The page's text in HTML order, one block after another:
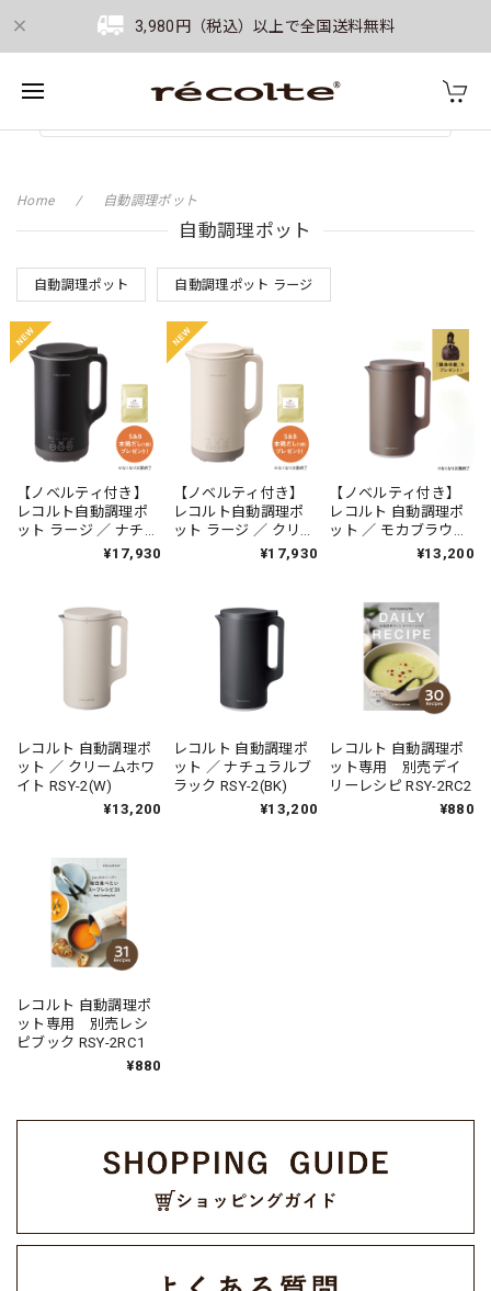
3,980円（税込）以上で全国送料無料
Home 自動調理ポット
自動調理ポット
自動調理ポット 自動調理ポット ラージ
【ノベルティ付き】
レコルト自動調理ポ
ット ラージ ／ ナチュ
ラルブラック RSY-
¥17,930
【ノベルティ付き】
レコルト自動調理ポ
ット ラージ ／ クリー
ムホワイト RSY-3(W)
¥17,930
【ノベルティ付き】
レコルト 自動調理ポ
ット ／ モカブラウン
¥13,200
レコルト 自動調理ポ
ット ／ クリームホワ
イト RSY-2(W)
¥13,200
レコルト 自動調理ポ
ット ／ ナチュラルブ
ラック RSY-2(BK)
¥13,200
レコルト 自動調理ポ
ット専用 別売デイ
リーレシピ RSY-2RC2
¥880
レコルト 自動調理ポ
ット専用 別売レシ
ピブック RSY-2RC1
¥880